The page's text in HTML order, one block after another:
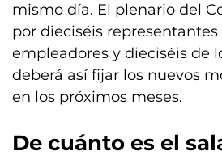
mismo día. El plenario del
por dieciséis representantes
empleadores y dieciséis de
deberá así fijar los nuevos
en los próximos meses.
De cuánto es el